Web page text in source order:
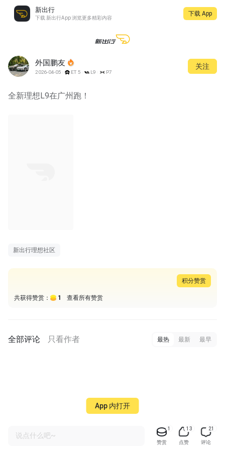
新出行
下载 新出行App 浏览更多精彩内容
下载 App
外国鹏友
2026-04-05 ET5 L9 P7
关注
全新理想L9在广州跑！
新出行理想社区
积分赞赏
共获得赞赏： 1 查看所有赞赏
全部评论 只看作者 最热 最新 最早
说点什么吧~
1
赞赏
13
点赞
21
评论
App 内打开